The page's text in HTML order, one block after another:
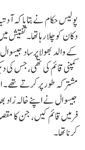
دکان کو چلا رہا تھا۔
کے والد بھولا پرساد
کمپنی قائم کی تھی، جس
مشترکہ طور پر کرتے
جیسوال نے اپنے خالہ زاد
فرمیں قائم کیں، جن کا
کرنا تھا۔